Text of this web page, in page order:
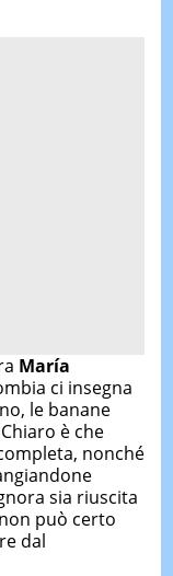
María
ci insegna
le banane
è che
nonché
sia riuscita
può certo
dal